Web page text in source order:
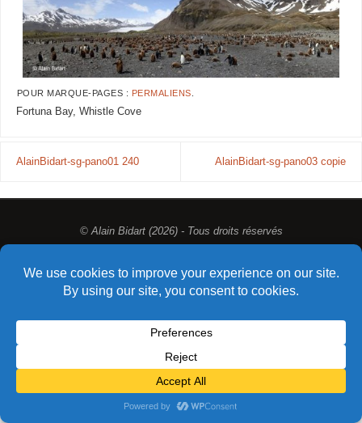
POUR MARQUE-PAGES : PERMALIENS
Fortuna Bay, Whistle Cove
AlainBidart-sg-pano01 240 AlainBidart-sg-pano03 copie
© Alain Bidart (2026) - Tous droits réservés